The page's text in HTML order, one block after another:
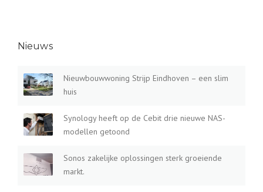
Nieuws
Nieuwbouwwoning Strijp Eindhoven – een slim
huis
Synology heeft op de Cebit drie nieuwe NAS-
modellen getoond
Sonos zakelijke oplossingen sterk groeiende
markt.